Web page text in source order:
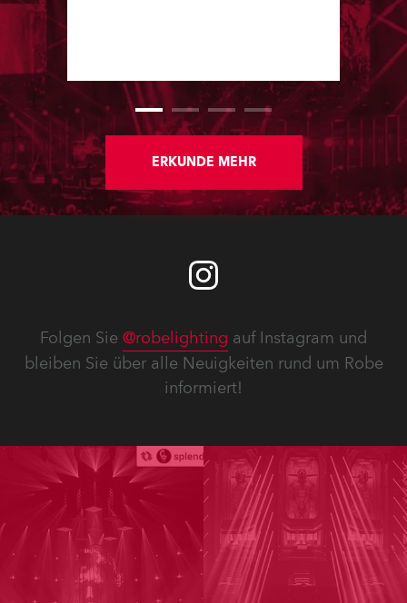
Centre, Italy.
ERKUNDE MEHR
Folgen Sie @robelighting auf Instagram und
bleiben Sie über alle Neuigkeiten rund um Robe
informiert!